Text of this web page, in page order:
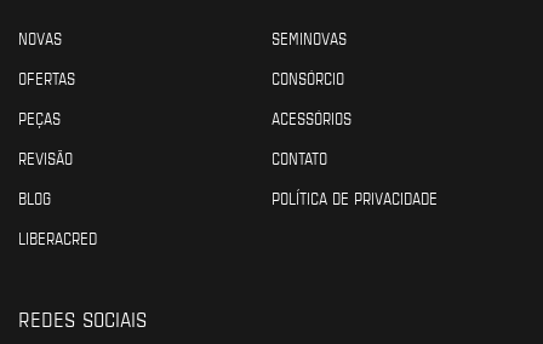
NOVAS
SEMINOVAS
OFERTAS
CONSÓRCIO
PEÇAS
ACESSÓRIOS
REVISÃO
CONTATO
BLOG
POLÍTICA DE PRIVACIDADE
LIBERACRED
REDES SOCIAIS